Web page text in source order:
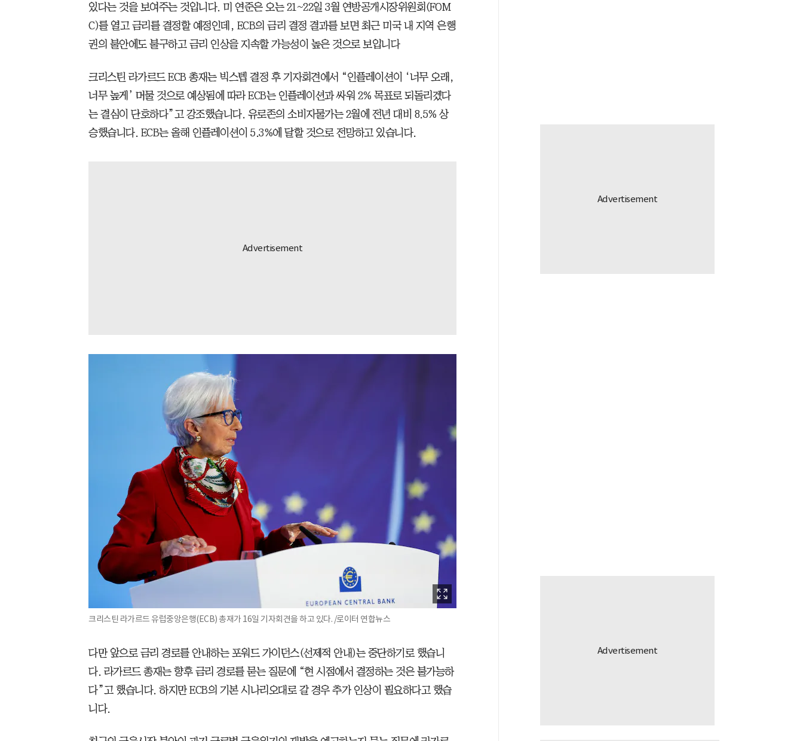
있다는 것을 보여주는 것입니다. 미 연준은 오는 21~22일 3월 연방공개시장위원회(FOM
C)를 열고 금리를 결정할 예정인데, ECB의 금리 결정 결과를 보면 최근 미국 내 지역 은행
권의 불안에도 불구하고 금리 인상을 지속할 가능성이 높은 것으로 보입니다
크리스틴 라가르드 ECB 총재는 빅스텝 결정 후 기자회견에서 “인플레이션이 ‘너무 오래,
너무 높게’ 머물 것으로 예상됨에 따라 ECB는 인플레이션과 싸워 2% 목표로 되돌리겠다
는 결심이 단호하다”고 강조했습니다. 유로존의 소비자물가는 2월에 전년 대비 8.5% 상
승했습니다. ECB는 올해 인플레이션이 5.3%에 달할 것으로 전망하고 있습니다.
크리스틴 라가르드 유럽중앙은행(ECB) 총재가 16일 기자회견을 하고 있다. /로이터 연합뉴스
다만 앞으로 금리 경로를 안내하는 포워드 가이던스(선제적 안내)는 중단하기로 했습니
다. 라가르드 총재는 향후 금리 경로를 묻는 질문에 “현 시점에서 결정하는 것은 불가능하
다”고 했습니다. 하지만 ECB의 기본 시나리오대로 갈 경우 추가 인상이 필요하다고 했습
니다.